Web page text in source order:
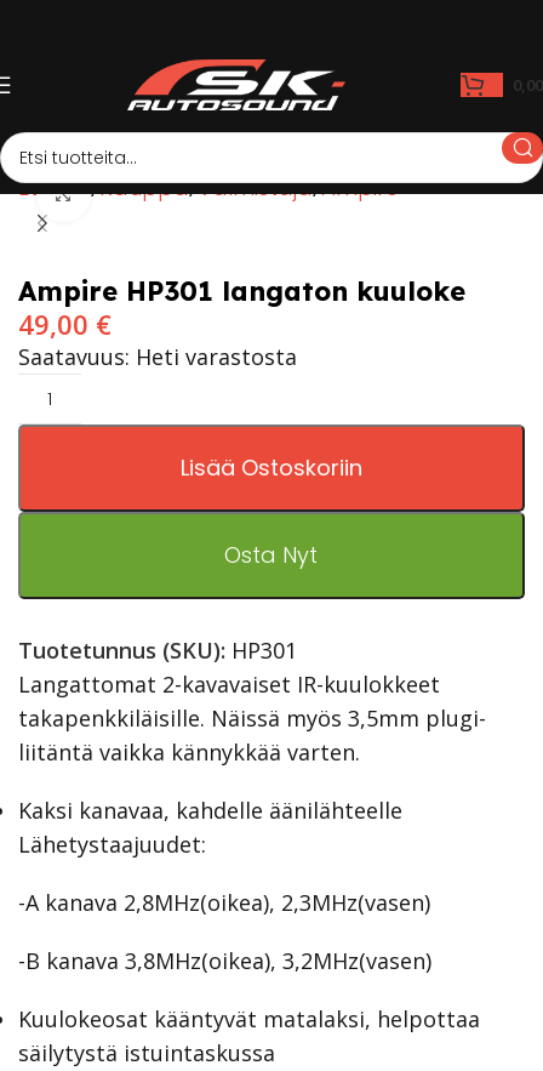
Etusivu Kauppa Valmistaja Ampire
Click to enlarge
Ampire HP301 langaton kuuloke
49,00 €
Saatavuus: Heti varastosta
Lisää Ostoskoriin
Osta Nyt
Tuotetunnus (SKU): HP301
Langattomat 2-kavavaiset IR-kuulokkeet
takapenkkiläisille. Näissä myös 3,5mm plugi-
liitäntä vaikka kännykkää varten.
Kaksi kanavaa, kahdelle äänilähteelle
Lähetystaajuudet:
-A kanava 2,8MHz(oikea), 2,3MHz(vasen)
-B kanava 3,8MHz(oikea), 3,2MHz(vasen)
Kuulokeosat kääntyvät matalaksi, helpottaa
säilytystä istuintaskussa